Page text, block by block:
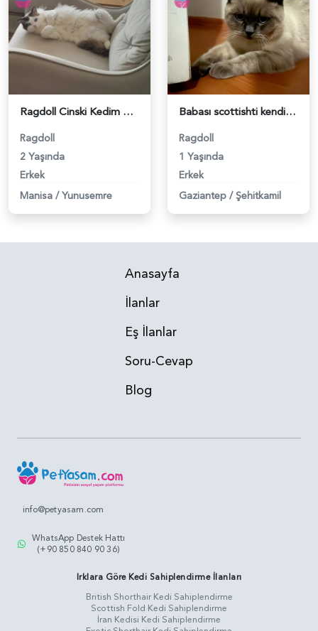
Ragdoll Cinski Kedim Akita Eş Arıyor - 118981051
Ragdoll
2 Yaşında
Erkek
Manisa / Yunusemre
Babası scottishti kendisi britirsh colourpoint - 118980597
Ragdoll
1 Yaşında
Erkek
Gaziantep / Şehitkamil
Anasayfa
İlanlar
Eş İlanlar
Soru-Cevap
Blog
info@petyasam.com
WhatsApp Destek Hattı
(+90 850 840 90 36)
Irklara Göre Kedi Sahiplendirme İlanları
British Shorthair Kedi Sahiplendirme
Scottish Fold Kedi Sahiplendirme
İran Kedisi Kedi Sahiplendirme